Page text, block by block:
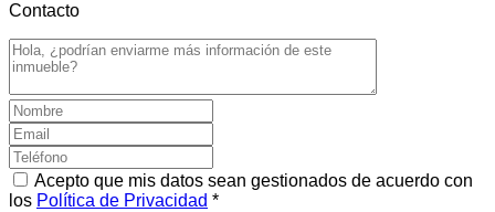
Contacto
Acepto que mis datos sean gestionados de acuerdo con
los Política de Privacidad *